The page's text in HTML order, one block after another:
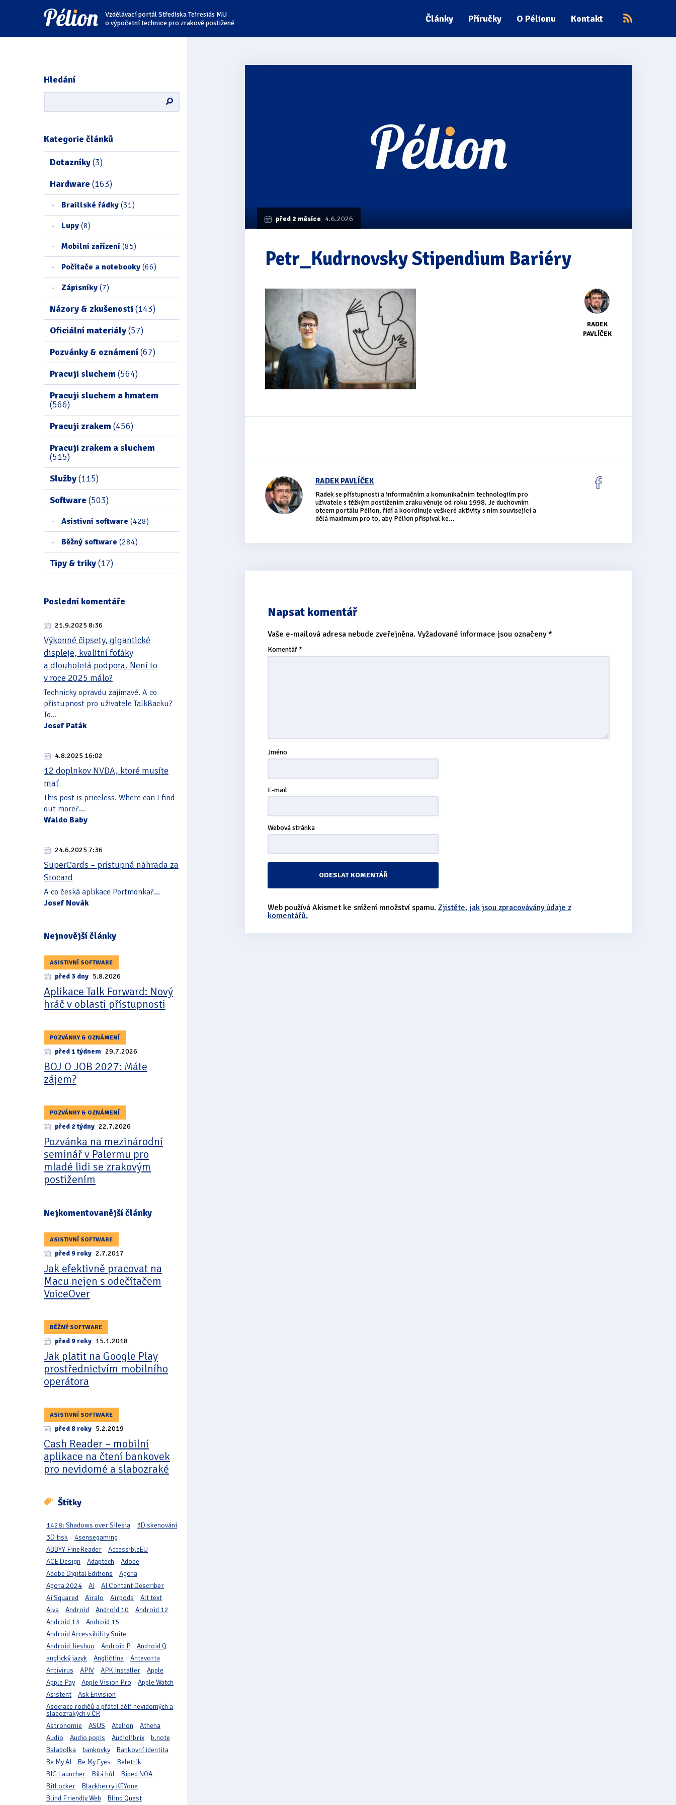
Přejít
na
štítky
Přejít
na
kategorie
Přejít
na
obsah
Vzdělávací portál Střediska Teiresiás MU
o výpočetní technice pro zrakově postižené
Články Příručky O Pélionu Kontakt
Hledání
Kategorie článků
Dotazníky(3)
Hardware (163)
Braillské řádky (31)
Lupy (8)
Mobilní zařízení (85)
Počítače a notebooky (66)
Zápisníky (7)
Názory & zkušenosti (143)
Oficiální materiály(57)
Pozvánky & oznámení(67)
Pracuji sluchem(564)
Pracuji sluchem a hmatem
(566)
Pracuji zrakem(456)
Pracuji zrakem a sluchem
(515)
Služby(115)
Software (503)
Asistivní software (428)
Běžný software (284)
Tipy & triky(17)
Poslední komentáře
21.9.2025 8:36
Výkonné čipsety, gigantické
displeje, kvalitní foťáky
a dlouholetá podpora. Není to
v roce 2025 málo?
Technicky opravdu zajímavé. A co
přístupnost pro uživatele TalkBacku?
To...
Josef Paták
4.8.2025 16:02
12 doplnkov NVDA, ktoré musíte
mať
This post is priceless. Where can I find
out more?...
Waldo Baby
24.6.2025 7:36
SuperCards – prístupná náhrada za
Stocard
A co česká aplikace Portmonka?...
Josef Novák
Nejnovější články
ASISTIVNÍ SOFTWARE
před 3 dny 5.8.2026
Aplikace Talk Forward: Nový
hráč v oblasti přístupnosti
POZVÁNKY & OZNÁMENÍ
před 1 týdnem 29.7.2026
BOJ O JOB 2027: Máte
zájem?
POZVÁNKY & OZNÁMENÍ
před 2 týdny 22.7.2026
Pozvánka na mezinárodní
seminář v Palermu pro
mladé lidi se zrakovým
postižením
Nejkomentovanější články
ASISTIVNÍ SOFTWARE
před 9 roky 2.7.2017
Jak efektivně pracovat na
Macu nejen s odečítačem
VoiceOver
BĚŽNÝ SOFTWARE
před 9 roky 15.1.2018
Jak platit na Google Play
prostřednictvím mobilního
operátora
ASISTIVNÍ SOFTWARE
před 8 roky 5.2.2019
Cash Reader – mobilní
aplikace na čtení bankovek
pro nevidomé a slabozraké
Štítky
1428: Shadows over Silesia
3D skenování
3D tisk
4sensegaming
ABBYY FineReader
AccessibleEU
ACE Design
Adaptech
Adobe
Adobe Digital Editions
Agora
Agora 2024
AI
AI Content Describer
Ai Squared
Airalo Airpods
Alt text
Alva
Android Android 10
Android 12
Android 13
Android 15
Android Accessibility Suite
Android Jieshuo
Android P
Android Q
anglický jazyk
Angličtina
Antevorta
Antivirus
APIV APK Installer
Apple
Apple Pay
Apple Vision Pro
Apple Watch
Asistent
Ask Envision
Asociace rodičů a přátel dětí nevidomých a
slabozrakých v ČR
Astronomie
ASUS Atelion
Athena
Audio
Audio popis Audiolibrix
b.note
Balabolka
bankovky
Bankovní identita
Be My AI
Be My Eyes
Beletrik
BIG Launcher
Bílá hůl
Biped NOA
BitLocker
Blackberry KEYone
Blind Friendly Web
Blind Quest
před 2 měsíce 4.6.2026
Petr_Kudrnovsky Stipendium Bariéry
RADEK
PAVLÍČEK
RADEK PAVLÍČEK
Radek se přístupnosti a informačním a komunikačním technologiím pro
uživatele s těžkým postižením zraku věnuje od roku 1998. Je duchovním
otcem portálu Pélion, řídí a koordinuje veškeré aktivity s ním související a
dělá maximum pro to, aby Pélion přispíval ke...
Napsat komentář
Vaše e-mailová adresa nebude zveřejněna. Vyžadované informace jsou označeny*
Komentář*
Jméno
E-mail
Webová stránka
Web používá Akismet ke snížení množství spamu. Zjistěte, jak jsou zpracovávány údaje z
komentářů.